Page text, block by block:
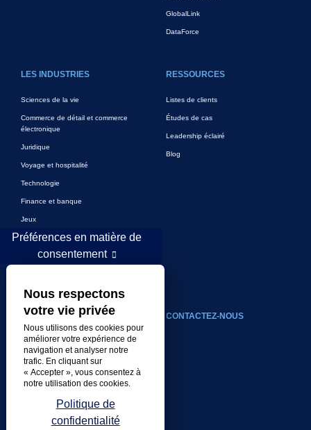
GlobalLink
DataForce
LES INDUSTRIES
Sciences de la vie
Commerce de détail et commerce
électronique
Juridique
Voyage et hospitalité
Technologie
Finance et banque
Jeux
Divertissement
Marketing numérique et publicité
RESSOURCES
Listes de clients
Études de cas
Leadership éclairé
Blog
À PROPOS
Notre compagnie
Direction
Histoire
CONTACTEZ-NOUS
Préférences en matière de
consentement
Nous respectons
votre vie privée
Nous utilisons des cookies pour
améliorer votre expérience de
navigation et analyser notre
trafic. En cliquant sur
« Accepter », vous consentez à
notre utilisation des cookies.
Politique de
confidentialité